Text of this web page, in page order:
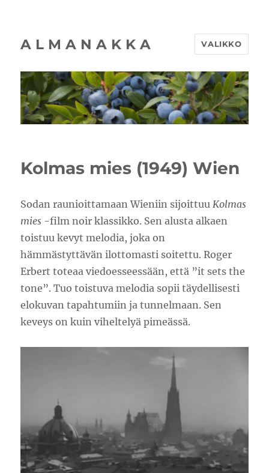
A L M A N A K K A VALIKKO
Kolmas mies (1949) Wien
Sodan raunioittamaan Wieniin sijoittuuKolmas
mies -film noir klassikko. Sen alusta alkaen
toistuu kevyt melodia, joka on
hämmästyttävän ilottomasti soitettu. Roger
Erbert toteaa viedoesseessään, että ”it sets the
tone”. Tuo toistuva melodia sopii täydellisesti
elokuvan tapahtumiin ja tunnelmaan. Sen
keveys on kuin viheltelyä pimeässä.